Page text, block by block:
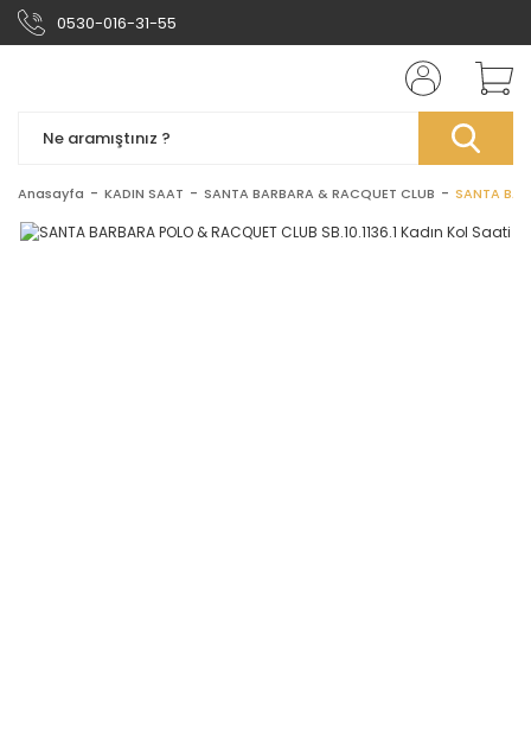
0530-016-31-55
Anasayfa KADIN SAAT SANTA BARBARA & RACQUET CLUB SANTA